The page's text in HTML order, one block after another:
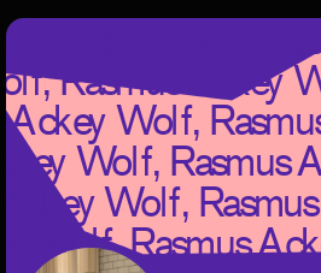
Om os
Dwarf er et uafhængigt, kreativt og
med en rig historie og succesfulde